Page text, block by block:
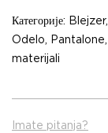
Категорије: Blejzer,
Odelo, Pantalone,
materijali
Imate pitanja?